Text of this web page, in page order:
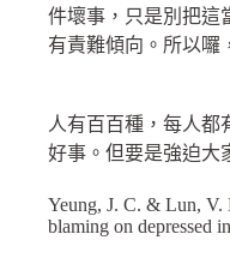
件壞事，只是別把這
有責難傾向。所以囉
人有百百種，每人都
好事。但要是強迫大
Yeung, J. C. & Lun, V.
blaming on depressed